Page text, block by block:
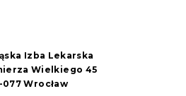
Izba Lekarska
Wielkiego 45
077 Wrocław